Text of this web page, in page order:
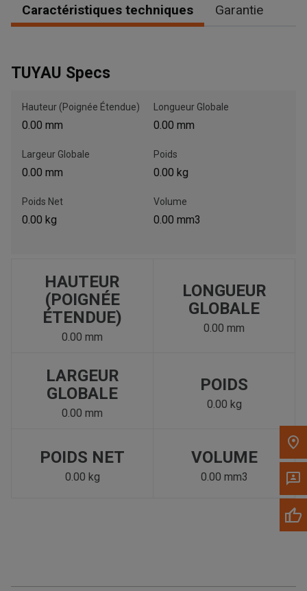
, , ,
Écrivez-nous
Veuillez mettre à jour le code postal 'Livrer à' dans le volet de
navigation supérieur pour rechercher un autre concessionnaire.
Caractéristiques techniques Garantie
TUYAU Specs
Hauteur (Poignée Étendue)
0.00 mm
Longueur Globale
0.00 mm
Largeur Globale
0.00 mm
Poids
0.00 kg
Poids Net
0.00 kg
Volume
0.00 mm3
HAUTEUR
(POIGNÉE
ÉTENDUE)
0.00 mm
LONGUEUR
GLOBALE
0.00 mm
LARGEUR
GLOBALE
0.00 mm
POIDS
0.00 kg
POIDS NET
0.00 kg
VOLUME
0.00 mm3